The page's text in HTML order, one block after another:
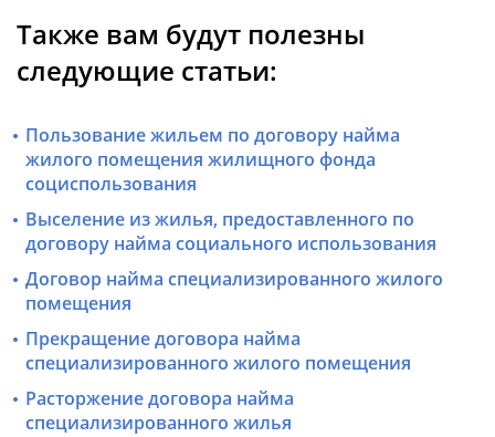
Также вам будут полезны
следующие статьи:
Пользование жильем по договору найма
жилого помещения жилищного фонда
социспользования
Выселение из жилья, предоставленного по
договору найма социального использования
Договор найма специализированного жилого
помещения
Прекращение договора найма
специализированного жилого помещения
Расторжение договора найма
специализированного жилья